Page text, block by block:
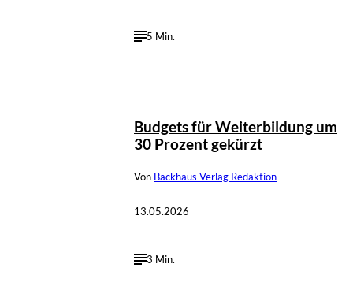
5 Min.
Budgets für Weiterbildung um
30 Prozent gekürzt
Von Backhaus Verlag Redaktion
13.05.2026
3 Min.